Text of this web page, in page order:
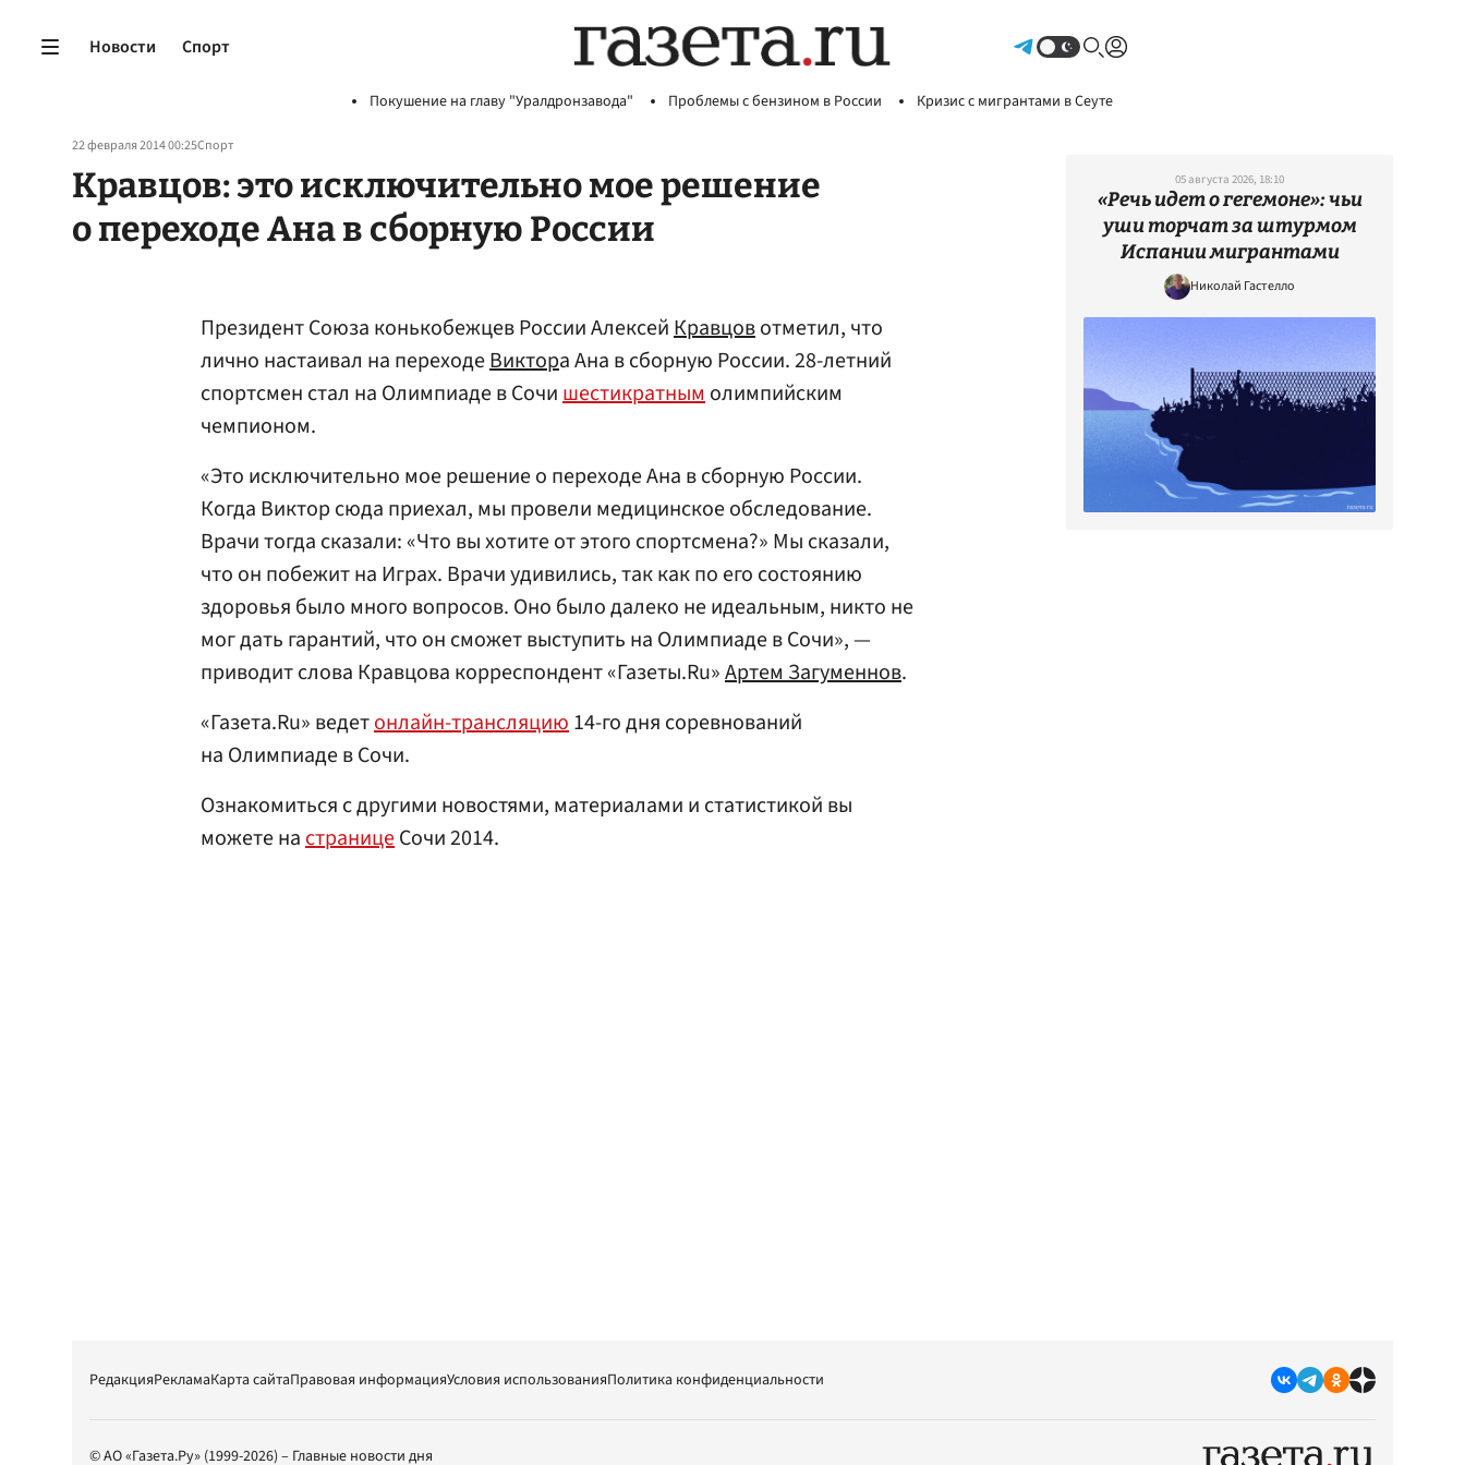
Новости Спорт
Покушение на главу "Уралдронзавода" Проблемы с бензином в России Кризис с мигрантами в Сеуте
22 февраля 2014 00:25Спорт
Кравцов: это исключительно мое решение
о переходе Ана в сборную России
Президент Союза конькобежцев России АлексейКравцовотметил, что
лично настаивал на переходеВиктора Ана в сборную России. 28-летний
спортсмен стал на Олимпиаде в Сочишестикратнымолимпийским
чемпионом.
«Это исключительно мое решение о переходе Ана в сборную России.
Когда Виктор сюда приехал, мы провели медицинское обследование.
Врачи тогда сказали: «Что вы хотите от этого спортсмена?» Мы сказали,
что он побежит на Играх. Врачи удивились, так как по его состоянию
здоровья было много вопросов. Оно было далеко не идеальным, никто не
мог дать гарантий, что он сможет выступить на Олимпиаде в Сочи», —
приводит слова Кравцова корреспондент «Газеты.Ru»Артем Загуменнов.
«Газета.Ru» ведетонлайн-трансляцию14-го дня соревнований
на Олимпиаде в Сочи.
Ознакомиться с другими новостями, материалами и статистикой вы
можете настраницеСочи 2014.
05 августа 2026, 18:10
«Речь идет о гегемоне»: чьи
уши торчат за штурмом
Испании мигрантами
Николай Гастелло
РедакцияРекламаКарта сайтаПравовая информацияУсловия использованияПолитика конфиденциальности
© АО «Газета.Ру» (1999-2026) – Главные новости дня